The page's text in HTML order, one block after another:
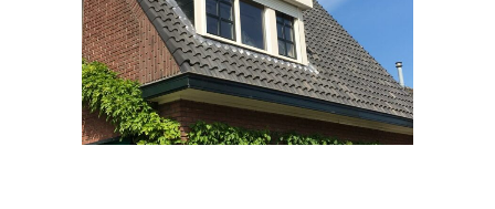
Kozijnen divers